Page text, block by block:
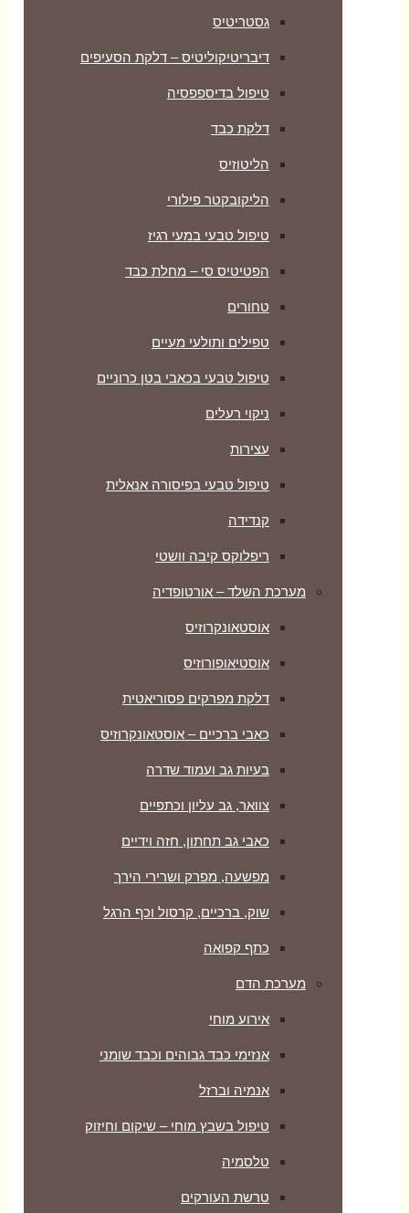
גסטריטיס
דיבריטיקוליטיס – דלקת הסעיפים
טיפול בדיספפסיה
דלקת כבד
הליטוזיס
הליקובקטר פילורי
טיפול טבעי במעי רגיז
הפטיטיס סי – מחלת כבד
טחורים
טפילים ותולעי מעיים
טיפול טבעי בכאבי בטן כרוניים
ניקוי רעלים
עצירות
טיפול טבעי בפיסורה אנאלית
קנדידה
ריפלוקס קיבה וושטי
מערכת השלד – אורטופדיה
אוסטאונקרוזיס
אוסטיאופורוזיס
דלקת מפרקים פסוריאטית
כאבי ברכיים – אוסטאונקרוזיס
בעיות גב ועמוד שדרה
צוואר, גב עליון וכתפיים
כאבי גב תחתון, חזה וידיים
מפשעה, מפרק ושרירי הירך
שוק, ברכיים, קרסול וכף הרגל
כתף קפואה
מערכת הדם
אירוע מוחי
אנזימי כבד גבוהים וכבד שומני
אנמיה וברזל
טיפול בשבץ מוחי – שיקום וחיזוק
טלסמיה
טרשת העורקים